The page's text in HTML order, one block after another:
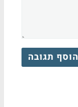
הוסף תגובה